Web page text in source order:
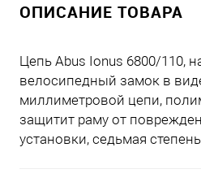
ОПИСАНИЕ ТОВАРА
Цепь Abus Ionus 6800/110,
велосипедный замок в
миллиметровой цепи,
защитит раму от
установки, седьмая